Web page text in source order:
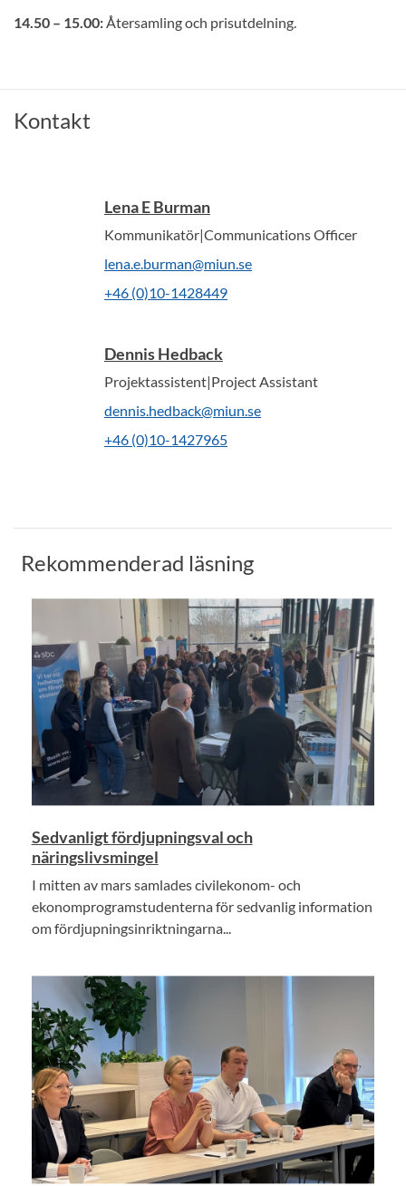
14.50 – 15.00:Återsamling och prisutdelning.
Kontakt
Lena E Burman
Kommunikatör|Communications Officer
lena.e.burman@miun.se
+46 (0)10-1428449
Dennis Hedback
Projektassistent|Project Assistant
dennis.hedback@miun.se
+46 (0)10-1427965
Rekommenderad läsning
Sedvanligt fördjupningsval och
näringslivsmingel
I mitten av mars samlades civilekonom- och
ekonomprogramstudenterna för sedvanlig information
om fördjupningsinriktningarna...